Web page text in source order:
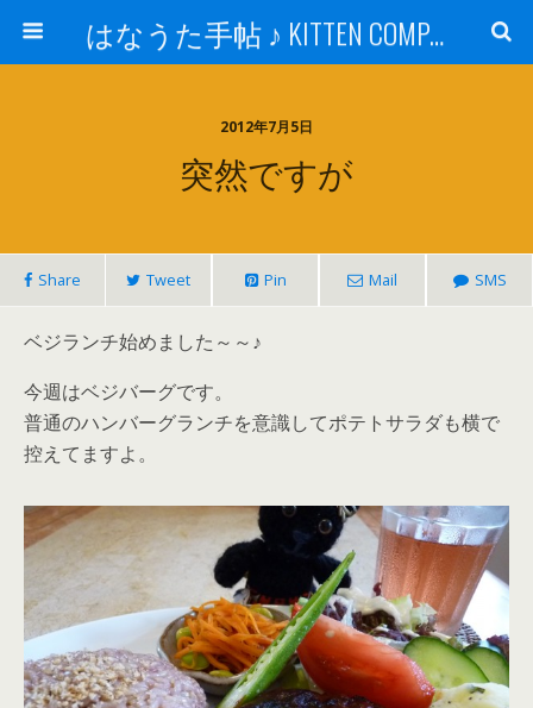
はなうた手帖 ♪ KITTEN COMPANY
2012年7月5日
突然ですが
Share Tweet Pin Mail SMS
ベジランチ始めました～～♪
今週はベジバーグです。
普通のハンバーグランチを意識してポテトサラダも横で
控えてますよ。